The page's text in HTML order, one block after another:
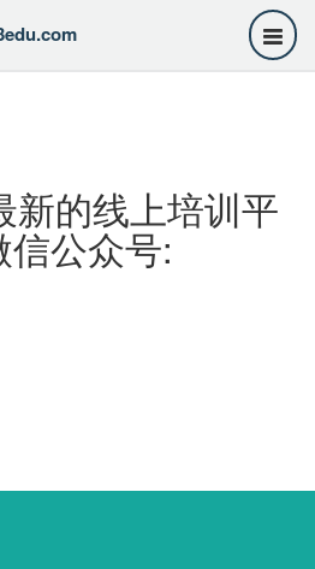
新的线上培训平
信公众号: